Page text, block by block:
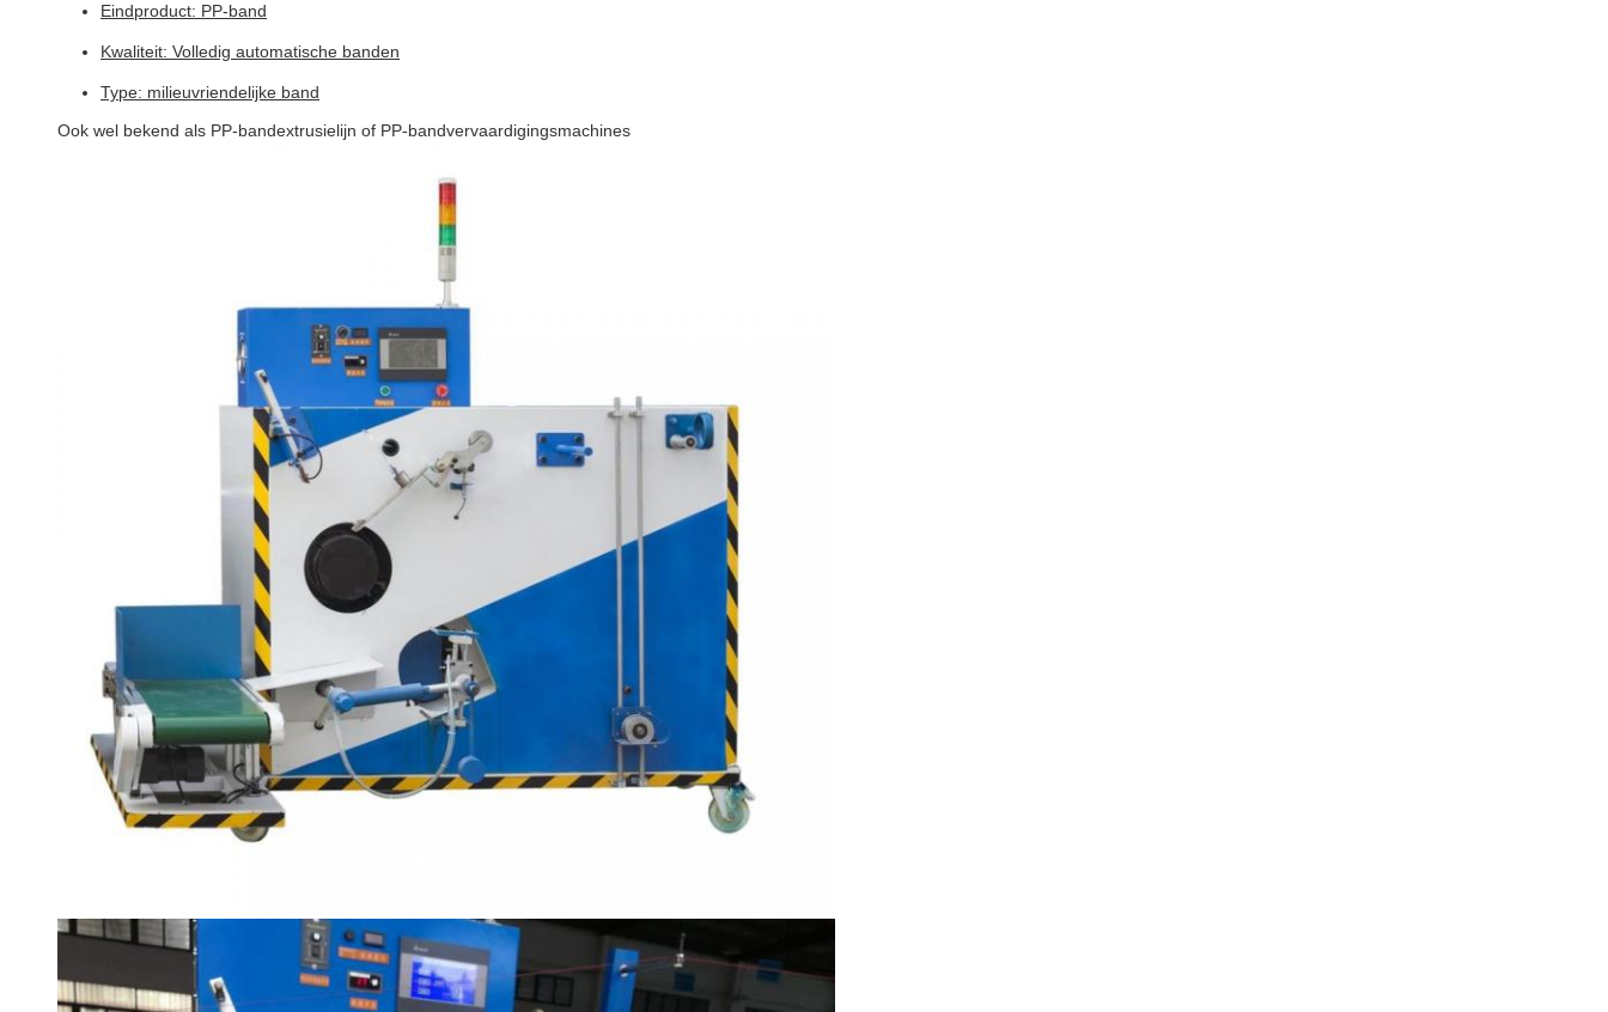
Eindproduct: PP-band
Kwaliteit: Volledig automatische banden
Type: milieuvriendelijke band
Ook wel bekend als PP-bandextrusielijn of PP-bandvervaardigingsmachines